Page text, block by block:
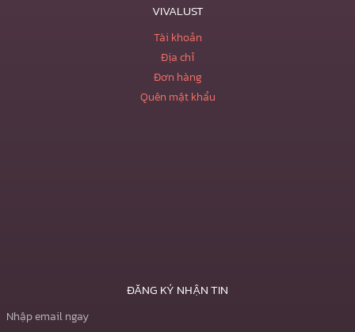
VIVALUST
Tài khoản
Địa chỉ
Đơn hàng
Quên mật khẩu
ĐĂNG KÝ NHẬN TIN
Nhập email ngay